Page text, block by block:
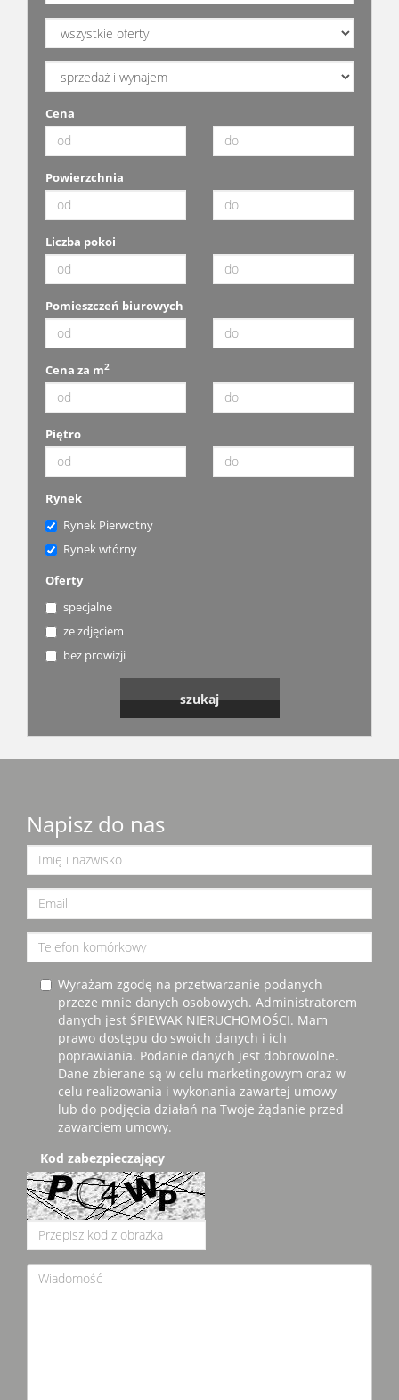
Cena
Powierzchnia
Liczba pokoi
Pomieszczeń biurowych
Cena za m2
Piętro
Rynek
Rynek Pierwotny
Rynek wtórny
Oferty
specjalne
ze zdjęciem
bez prowizji
Napisz do nas
Wyrażam zgodę na przetwarzanie podanych
przeze mnie danych osobowych. Administratorem
danych jest ŚPIEWAK NIERUCHOMOŚCI. Mam
prawo dostępu do swoich danych i ich
poprawiania. Podanie danych jest dobrowolne.
Dane zbierane są w celu marketingowym oraz w
celu realizowania i wykonania zawartej umowy
lub do podjęcia działań na Twoje żądanie przed
zawarciem umowy.
Kod zabezpieczający